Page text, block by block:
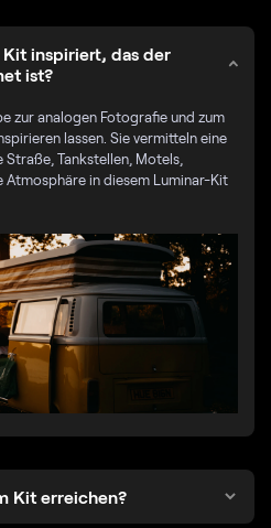
inspiriert, das der
ist?
zur analogen Fotografie und zum
lassen. Sie vermitteln eine
Tankstellen, Motels,
in diesem Luminar-Kit
Kit erreichen?